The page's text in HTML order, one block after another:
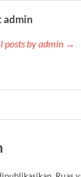
admin
posts by admin →